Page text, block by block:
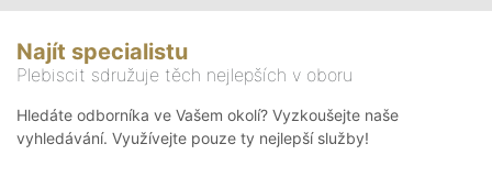
Najít specialistu
Plebiscit sdružuje těch nejlepších v oboru
Hledáte odborníka ve Vašem okolí? Vyzkoušejte naše
vyhledávání. Využívejte pouze ty nejlepší služby!